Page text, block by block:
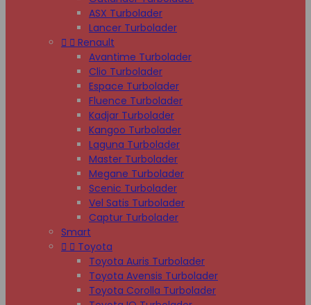
ASX Turbolader
Lancer Turbolader
  Renault
Avantime Turbolader
Clio Turbolader
Espace Turbolader
Fluence Turbolader
Kadjar Turbolader
Kangoo Turbolader
Laguna Turbolader
Master Turbolader
Megane Turbolader
Scenic Turbolader
Vel Satis Turbolader
Captur Turbolader
Smart
  Toyota
Toyota Auris Turbolader
Toyota Avensis Turbolader
Toyota Corolla Turbolader